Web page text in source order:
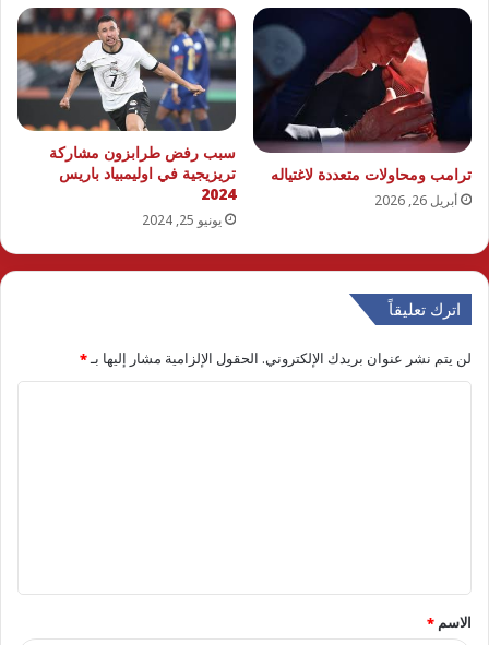
ترامب ومحاولات متعددة لاغتياله
أبريل 26, 2026
سبب رفض طرابزون مشاركة
تريزيجية في اوليمبياد باريس
2024
يونيو 25, 2024
اترك تعليقاً
لن يتم نشر عنوان بريدك الإلكتروني. الحقول الإلزامية مشار إليها بـ*
ق
*
الاسم *